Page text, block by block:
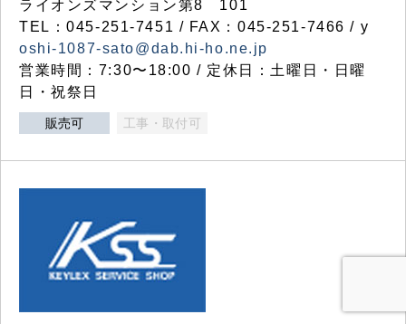
ライオンズマンション第8 101
TEL：045-251-7451 / FAX：045-251-7466 / y
oshi-1087-sato@dab.hi-ho.ne.jp
営業時間：7:30〜18:00 / 定休日：土曜日・日曜
日・祝祭日
販売可 工事・取付可